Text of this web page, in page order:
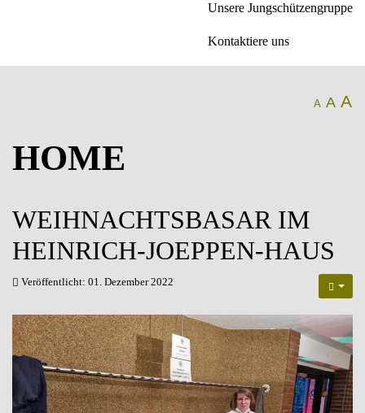
Unsere Jungschützengruppe
Kontaktiere uns
A A A
HOME
WEIHNACHTSBASAR IM
HEINRICH-JOEPPEN-HAUS
Veröffentlicht: 01. Dezember 2022